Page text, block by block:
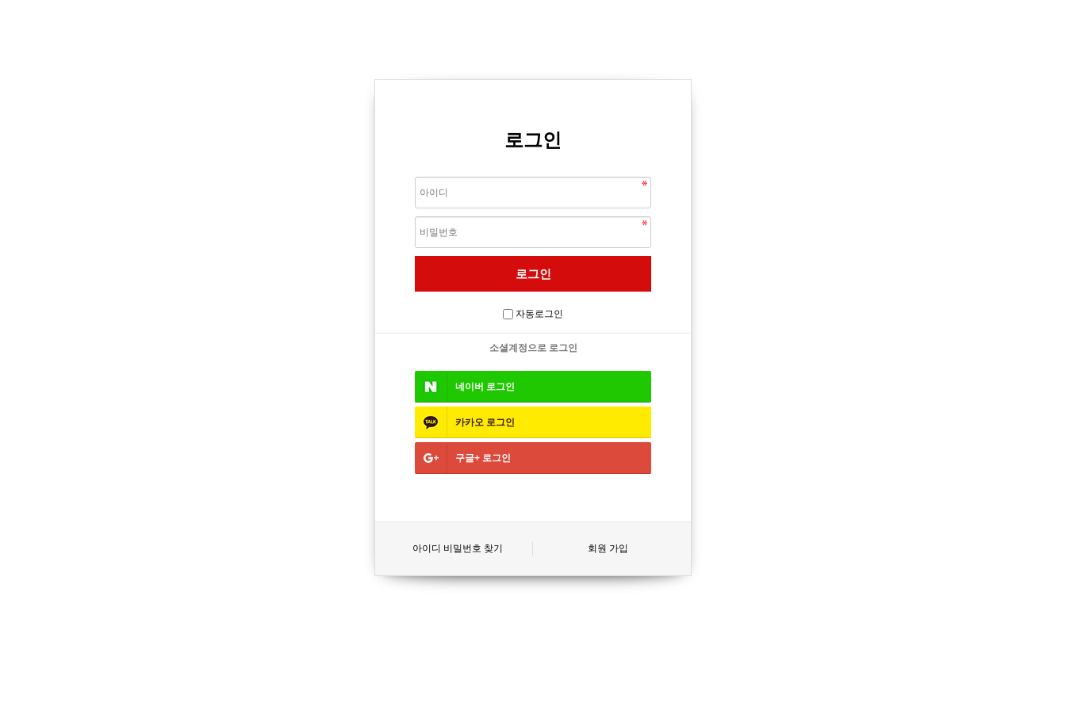
로그인
자동로그인
소셜계정으로 로그인
네이버 로그인
카카오 로그인
구글+ 로그인
아이디 비밀번호 찾기 회원 가입